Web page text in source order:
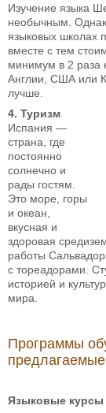
Изучение языка
необычным.
языковых школах
вместе с тем
минимум в 2 раза
Англии, США или
лучше.
4. Туризм
Испания —
страна, где
постоянно
солнечно и
рады гостям.
Это море, горы
и океан,
вкусная и
здоровая
работы
с тореадорами.
историей и
мира.
Программы
Языковые курсы